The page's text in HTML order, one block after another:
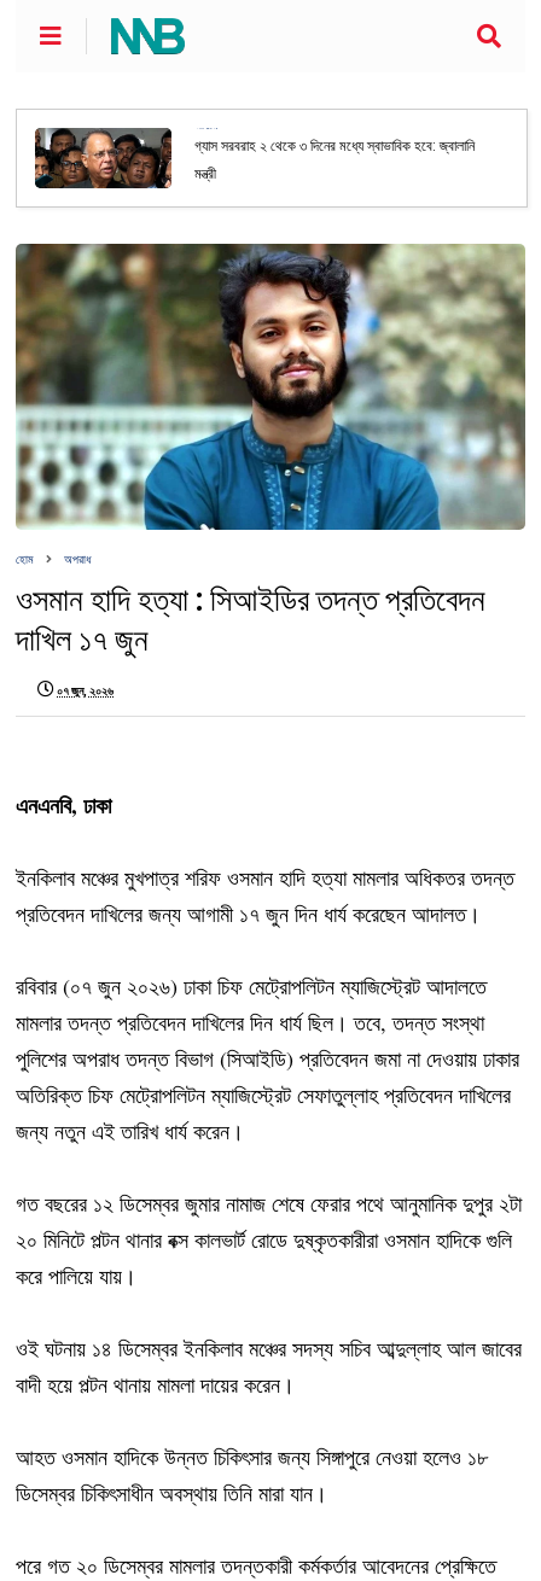
গ্যাস সরবরাহ ২ থেকে ৩ দিনের মধ্যে স্বাভাবিক হবে: জ্বালানি
মন্ত্রী
হোম অপরাধ
ওসমান হাদি হত্যা : সিআইডির তদন্ত প্রতিবেদন
দাখিল ১৭ জুন
০৭ জুন, ২০২৬
এনএনবি, ঢাকা
ইনকিলাব মঞ্চের মুখপাত্র শরিফ ওসমান হাদি হত্যা মামলার অধিকতর তদন্ত
প্রতিবেদন দাখিলের জন্য আগামী ১৭ জুন দিন ধার্য করেছেন আদালত।
রবিবার (০৭ জুন ২০২৬) ঢাকা চিফ মেট্রোপলিটন ম্যাজিস্ট্রেট আদালতে
মামলার তদন্ত প্রতিবেদন দাখিলের দিন ধার্য ছিল। তবে, তদন্ত সংস্থা
পুলিশের অপরাধ তদন্ত বিভাগ (সিআইডি) প্রতিবেদন জমা না দেওয়ায় ঢাকার
অতিরিক্ত চিফ মেট্রোপলিটন ম্যাজিস্ট্রেট সেফাতুল্লাহ প্রতিবেদন দাখিলের
জন্য নতুন এই তারিখ ধার্য করেন।
গত বছরের ১২ ডিসেম্বর জুমার নামাজ শেষে ফেরার পথে আনুমানিক দুপুর ২টা
২০ মিনিটে পল্টন থানার বক্স কালভার্ট রোডে দুষ্কৃতকারীরা ওসমান হাদিকে গুলি
করে পালিয়ে যায়।
ওই ঘটনায় ১৪ ডিসেম্বর ইনকিলাব মঞ্চের সদস্য সচিব আব্দুল্লাহ আল জাবের
বাদী হয়ে পল্টন থানায় মামলা দায়ের করেন।
আহত ওসমান হাদিকে উন্নত চিকিৎসার জন্য সিঙ্গাপুরে নেওয়া হলেও ১৮
ডিসেম্বর চিকিৎসাধীন অবস্থায় তিনি মারা যান।
পরে গত ২০ ডিসেম্বর মামলার তদন্তকারী কর্মকর্তার আবেদনের প্রেক্ষিতে